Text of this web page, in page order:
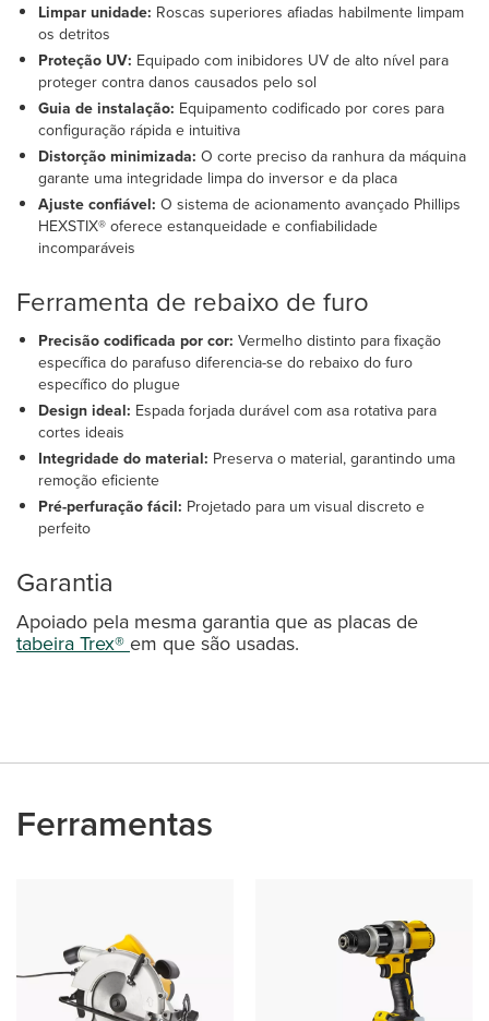
Limpar unidade: Roscas superiores afiadas habilmente limpam
os detritos
Proteção UV: Equipado com inibidores UV de alto nível para
proteger contra danos causados pelo sol
Guia de instalação: Equipamento codificado por cores para
configuração rápida e intuitiva
Distorção minimizada: O corte preciso da ranhura da máquina
garante uma integridade limpa do inversor e da placa
Ajuste confiável: O sistema de acionamento avançado Phillips
HEXSTIX® oferece estanqueidade e confiabilidade
incomparáveis
Ferramenta de rebaixo de furo
Precisão codificada por cor: Vermelho distinto para fixação
específica do parafuso diferencia-se do rebaixo do furo
específico do plugue
Design ideal: Espada forjada durável com asa rotativa para
cortes ideais
Integridade do material: Preserva o material, garantindo uma
remoção eficiente
Pré-perfuração fácil: Projetado para um visual discreto e
perfeito
Garantia
Apoiado pela mesma garantia que as placas de
tabeira Trex® em que são usadas.
Ferramentas